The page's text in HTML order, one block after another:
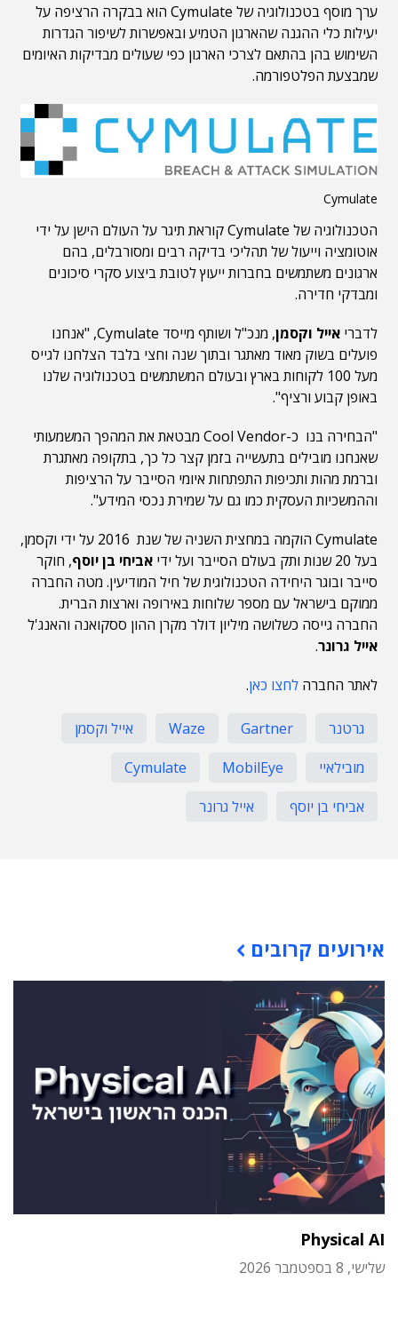
ערך מוסף בטכנולוגיה של Cymulate הוא בבקרה הרציפה על
יעילות כלי ההגנה שהארגון הטמיע ובאפשרות לשיפור הגדרות
השימוש בהן בהתאם לצרכי הארגון כפי שעולים מבדיקות האיומים
שמבצעת הפלטפורמה.
Cymulate
הטכנולוגיה של Cymulate קוראת תיגר על העולם הישן על ידי
אוטומציה וייעול של תהליכי בדיקה רבים ומסורבלים, בהם
ארגונים משתמשים בחברות ייעוץ לטובת ביצוע סקרי סיכונים
ומבדקי חדירה.
לדברי אייל וקסמן
, מנכ"ל ושותף מייסד Cymulate, "אנחנו
פועלים בשוק מאוד מאתגר ובתוך שנה וחצי בלבד הצלחנו לגייס
מעל 100 לקוחות בארץ ובעולם המשתמשים בטכנולוגיה שלנו
באופן קבוע ורציף".
"הבחירה בנו כ-Cool Vendor מבטאת את המהפך המשמעותי
שאנחנו מובילים בתעשייה בזמן קצר כל כך, בתקופה מאתגרת
וברמת מהות ותכיפות התפתחות איומי הסייבר על הרציפות
וההמשכיות העסקית כמו גם על שמירת נכסי המידע".
Cymulate הוקמה במחצית השניה של שנת 2016 על ידי וקסמן,
בעל 20 שנות ותק בעולם הסייבר ועל ידי
אביחי בן יוסף, חוקר
סייבר ובוגר היחידה הטכנולוגית של חיל המודיעין. מטה החברה
ממוקם בישראל עם מספר שלוחות באירופה וארצות הברית.
החברה גייסה כשלושה מיליון דולר מקרן ההון ססקואנה והאנג'ל
אייל גרונר.
לאתר החברה לחצו כאן.
גרטנר Gartner
Waze
אייל וקסמן
מובילאיי
MobilEye
Cymulate
אביחי בן יוסף
אייל גרונר
אירועים קרובים
Physical AI
שלישי, 8 בספטמבר 2026